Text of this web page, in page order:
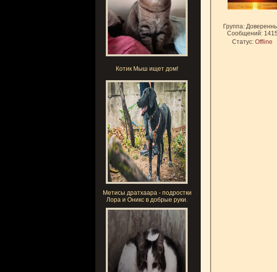
Котик Мыш ищет дом!
Метисы дратхаара - подростки
Лора и Оникс в добрые руки.
Группа:
Сообщений: 1415
Статус: Offline